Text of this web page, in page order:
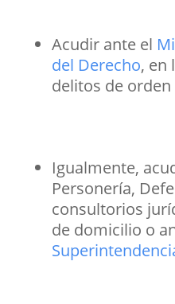
Acudir ante el
del Derecho, en
delitos de
Igualmente,
Personería,
consultorios
de domicilio o